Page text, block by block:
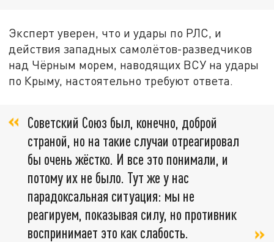
Эксперт уверен, что и удары по РЛС, и
действия западных самолётов-разведчиков
над Чёрным морем, наводящих ВСУ на удары
по Крыму, настоятельно требуют ответа.
Советский Союз был, конечно, доброй
страной, но на такие случаи отреагировал
бы очень жёстко. И все это понимали, и
потому их не было. Тут же у нас
парадоксальная ситуация: мы не
реагируем, показывая силу, но противник
воспринимает это как слабость.